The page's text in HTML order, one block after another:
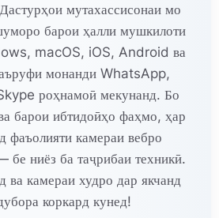
мутахассисонаи мо
барои ҳалли мушкилоти
macOS, iOS, Android ва
монанди WhatsApp,
роҳнамоӣ мекунанд. Бо
барои ибтидоӣҳо фаҳмо, ҳар
фаъолияти камераи вебро
бе ниёз ба таҷрибаи техникӣ.
ва камераи худро дар якчанд
коркард кунед!